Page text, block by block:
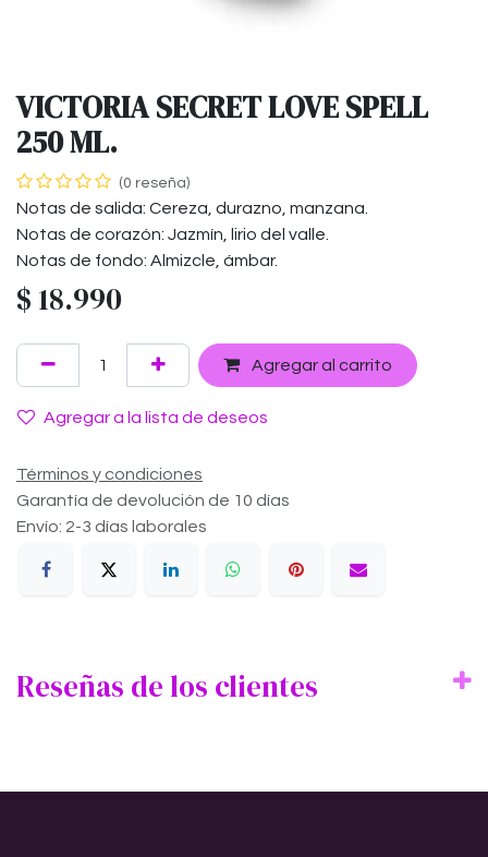
VICTORIA SECRET LOVE SPELL
250 ML.
(0 reseña)
Notas de salida: Cereza, durazno, manzana.
Notas de corazón: Jazmín, lirio del valle.
Notas de fondo: Almizcle, ámbar.
$ 18.990
Agregar al carrito
Agregar a la lista de deseos
Términos y condiciones
Garantía de devolución de 10 días
Envío: 2-3 días laborales
Reseñas de los clientes